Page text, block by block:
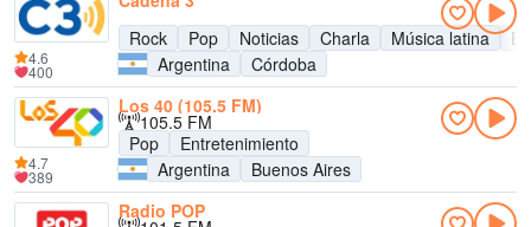
Rock
Pop Noticias Charla Música latina
Argentina
Córdoba
4.6
400
Los 40 (105.5 FM)
105.5 FM
Pop
Entretenimiento
Argentina
Buenos Aires
4.7
389
Radio POP